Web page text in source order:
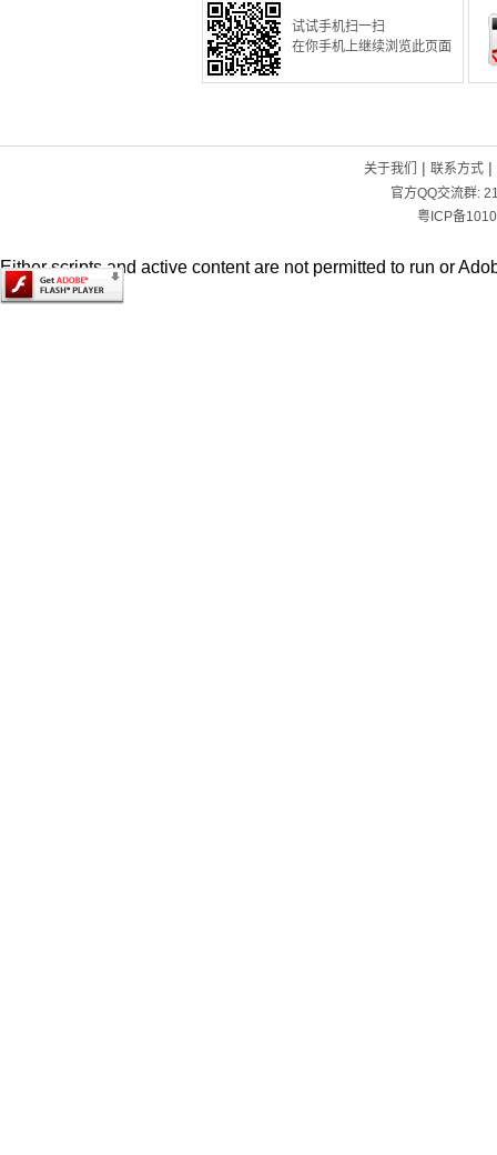
试试手机扫一扫
在你手机上继续浏览此页面
关于我们 | 联系方式|
官方QQ交流群:
粤ICP备
Either scripts and active content are not permitted to run or